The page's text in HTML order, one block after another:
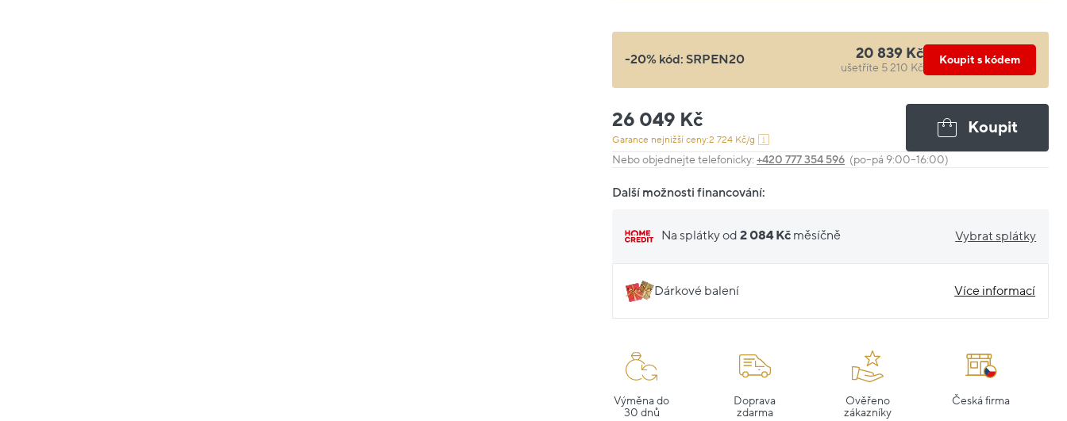
-20% kód:SRPEN20 20 839 Kč
ušetříte 5 210 Kč
Koupit s kódem
26 049 Kč
Garance nejnižší ceny:2 724 Kč/g
Koupit
Nebo objednejte telefonicky:+420 777 354 596 (po–pá 9:00–16:00)
Další možnosti financování:
Na splátky od2 084 Kč měsíčně Vybrat splátky
Dárkové balení Více informací
Výměna do
30 dnů
Doprava
zdarma
Ověřeno
zákazníky
Česká firma